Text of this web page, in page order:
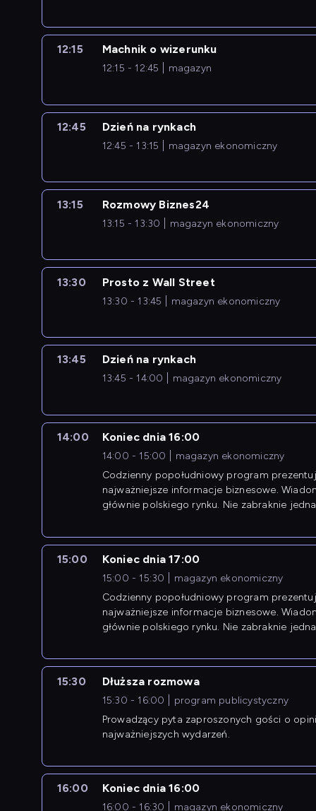
12:15 Machnik o wizerunku
12:15 - 12:45 magazyn
12:45 Dzień na rynkach
12:45 - 13:15 magazyn ekonomiczny
13:15 Rozmowy Biznes24
13:15 - 13:30 magazyn ekonomiczny
13:30 Prosto z Wall Street
13:30 - 13:45 magazyn ekonomiczny
13:45 Dzień na rynkach
13:45 - 14:00 magazyn ekonomiczny
14:00 Koniec dnia 16:00
14:00 - 15:00
magazyn ekonomiczny
Codzienny popołudniowy program
najważniejsze informacje biznesowe.
głównie polskiego rynku. Nie zabraknie
15:00 Koniec dnia 17:00
15:00 - 15:30
magazyn ekonomiczny
Codzienny popołudniowy program
najważniejsze informacje biznesowe.
głównie polskiego rynku. Nie zabraknie
15:30 Dłuższa rozmowa
15:30 - 16:00
program publicystyczny
Prowadzący pyta zaproszonych gości o
najważniejszych wydarzeń.
16:00 Koniec dnia 16:00
16:00 - 16:30 magazyn ekonomiczny